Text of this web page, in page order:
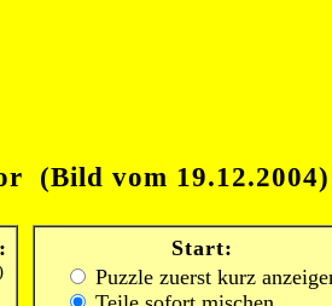
(Bild vom 19.12.2004)
Start:
Puzzle zuerst kurz